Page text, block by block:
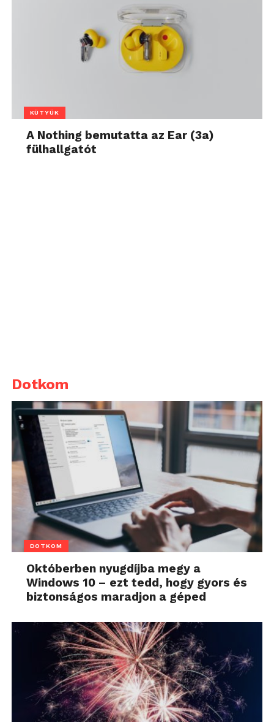
KÜTYÜK
A Nothing bemutatta az Ear (3a)
fülhallgatót
Dotkom
DOTKOM
Októberben nyugdíjba megy a
Windows 10 – ezt tedd, hogy gyors és
biztonságos maradjon a géped